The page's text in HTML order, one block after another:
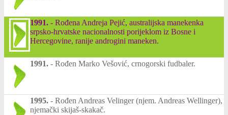
1991. - Rođena Andreja Pejić, australijska manekenka
srpsko-hrvatske nacionalnosti porijeklom iz Bosne i
Hercegovine, ranije androgini maneken.
1991. - Rođen Marko Vešović, crnogorski fudbaler.
1995. - Rođen Andreas Velinger (njem. Andreas Wellinger),
njemački skijaš-skakač.